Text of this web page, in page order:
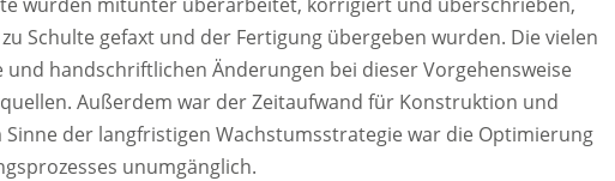
Schulte gefaxt und der Fertigung übergeben wurden. Die vielen
handschriftlichen Änderungen bei dieser Vorgehensweise
Außerdem war der Zeitaufwand für Konstruktion und
der langfristigen Wachstumsstrategie war die Optimierung
unumgänglich.